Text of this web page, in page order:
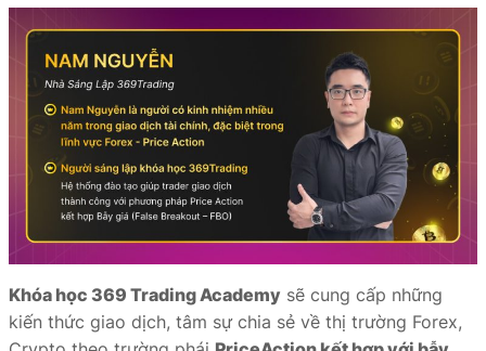
Khóa học 369 Trading Academy sẽ cung cấp những
kiến thức giao dịch, tâm sự chia sẻ về thị trường Forex,